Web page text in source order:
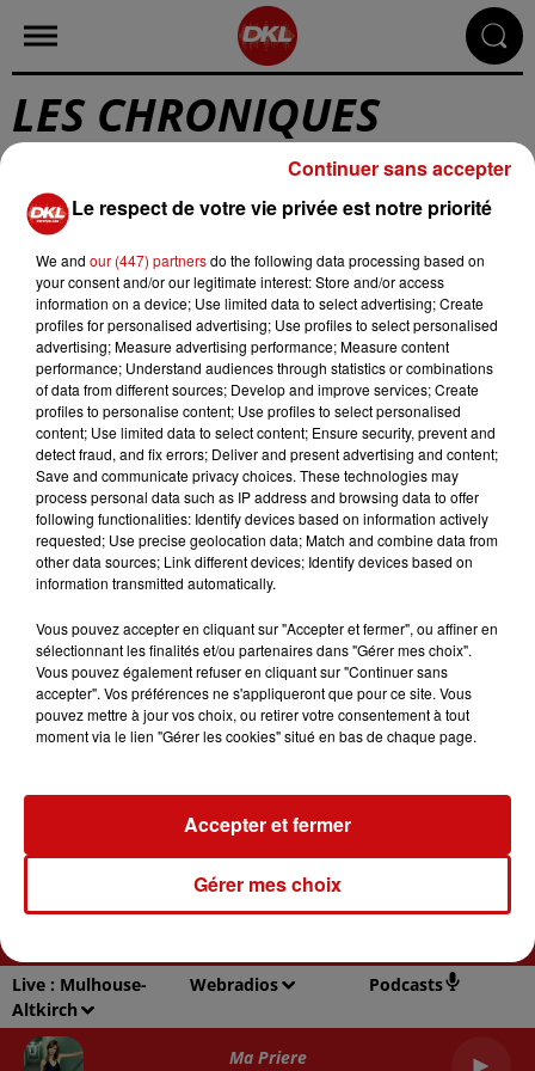
Live : Mulhouse-
Altkirch
Webradios Podcasts
Ma Priere
LES CHRONIQUES
Découvrez vos différentes chroniques et émissions
préférées en replay et podcasts :
Les chroniques en podcast
Intimement Vôtre - les podcasts
Votre horoscope 2020 par Patrick Vassilieff
Votre horoscope quotidien
René courses - les pronostics hippiques
Les recettes de cuisine
Les podcasts des saisons passées
RADIO ACTU REPLAY
JEUX
SORTIES EN ALSACE
EMPLOI CONTACT
Mentions légales
Le respect de votre vie privée est notre priorité
We and our (447) partnersdo the following data processing based on
your consent and/or our legitimate interest: Store and/or access
information on a device; Use limited data to select advertising; Create
profiles for personalised advertising; Use profiles to select personalised
advertising; Measure advertising performance; Measure content
performance; Understand audiences through statistics or combinations
of data from different sources; Develop and improve services; Create
profiles to personalise content; Use profiles to select personalised
content; Use limited data to select content; Ensure security, prevent and
detect fraud, and fix errors; Deliver and present advertising and content;
Save and communicate privacy choices. These technologies may
process personal data such as IP address and browsing data to offer
following functionalities: Identify devices based on information actively
requested; Use precise geolocation data; Match and combine data from
other data sources; Link different devices; Identify devices based on
information transmitted automatically.
Vous pouvez accepter en cliquant sur "Accepter et fermer", ou affiner en
sélectionnant les finalités et/ou partenaires dans "Gérer mes choix".
Vous pouvez également refuser en cliquant sur "Continuer sans
accepter". Vos préférences ne s'appliqueront que pour ce site. Vous
pouvez mettre à jour vos choix, ou retirer votre consentement à tout
moment via le lien "Gérer les cookies" situé en bas de chaque page.
Gérer mes choix
Accepter et fermer
Continuer sans accepter